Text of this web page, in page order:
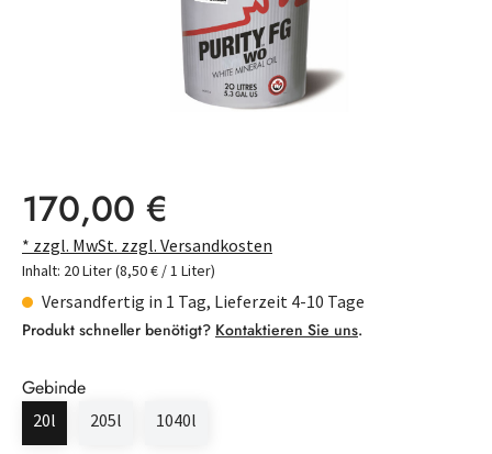
Regulärer Preis:
170,00 €
* zzgl. MwSt. zzgl. Versandkosten
Inhalt: 20 Liter(8,50 € / 1 Liter)
Versandfertig in 1 Tag, Lieferzeit 4-10 Tage
Produkt schneller benötigt? Kontaktieren Sie uns.
Gebinde
20l 205l 1040l